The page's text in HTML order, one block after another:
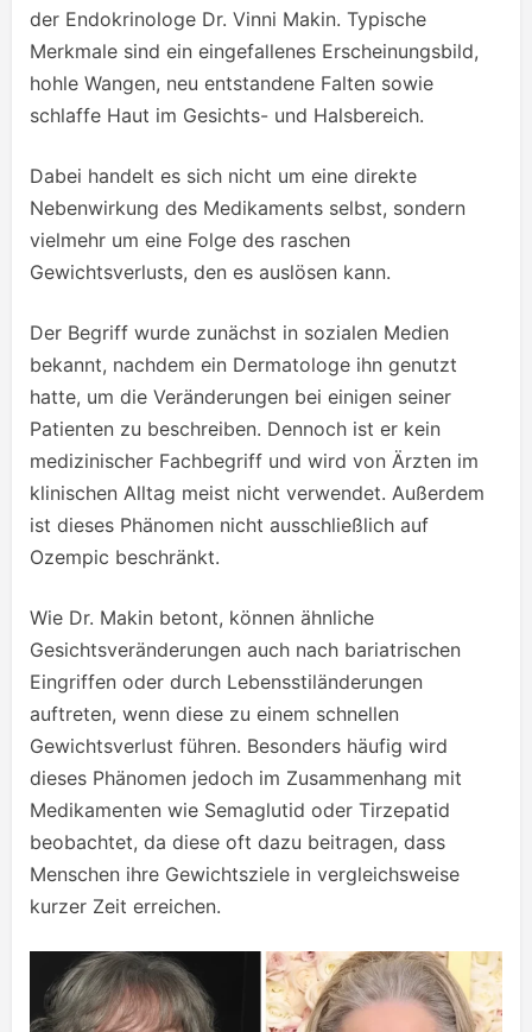
der Endokrinologe Dr. Vinni Makin. Typische
Merkmale sind ein eingefallenes Erscheinungsbild,
hohle Wangen, neu entstandene Falten sowie
schlaffe Haut im Gesichts- und Halsbereich.
Dabei handelt es sich nicht um eine direkte
Nebenwirkung des Medikaments selbst, sondern
vielmehr um eine Folge des raschen
Gewichtsverlusts, den es auslösen kann.
Der Begriff wurde zunächst in sozialen Medien
bekannt, nachdem ein Dermatologe ihn genutzt
hatte, um die Veränderungen bei einigen seiner
Patienten zu beschreiben. Dennoch ist er kein
medizinischer Fachbegriff und wird von Ärzten im
klinischen Alltag meist nicht verwendet. Außerdem
ist dieses Phänomen nicht ausschließlich auf
Ozempic beschränkt.
Wie Dr. Makin betont, können ähnliche
Gesichtsveränderungen auch nach bariatrischen
Eingriffen oder durch Lebensstiländerungen
auftreten, wenn diese zu einem schnellen
Gewichtsverlust führen. Besonders häufig wird
dieses Phänomen jedoch im Zusammenhang mit
Medikamenten wie Semaglutid oder Tirzepatid
beobachtet, da diese oft dazu beitragen, dass
Menschen ihre Gewichtsziele in vergleichsweise
kurzer Zeit erreichen.